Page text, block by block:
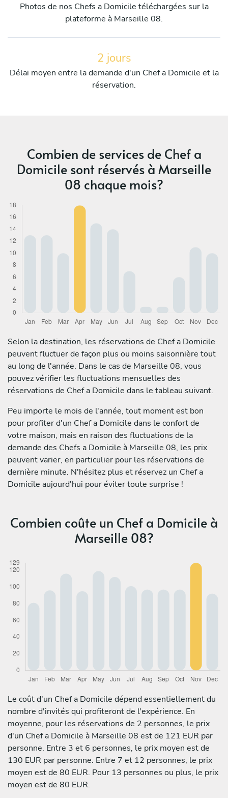
Photos de nos Chefs a Domicile téléchargées sur la
plateforme à Marseille 08.
2 jours
Délai moyen entre la demande d'un Chef a Domicile et la
réservation.
Combien de services de Chef a
Domicile sont réservés à Marseille
08 chaque mois?
Selon la destination, les réservations de Chef a Domicile
peuvent fluctuer de façon plus ou moins saisonnière tout
au long de l'année. Dans le cas de Marseille 08, vous
pouvez vérifier les fluctuations mensuelles des
réservations de Chef a Domicile dans le tableau suivant.
Peu importe le mois de l'année, tout moment est bon
pour profiter d'un Chef a Domicile dans le confort de
votre maison, mais en raison des fluctuations de la
demande des Chefs a Domicile à Marseille 08, les prix
peuvent varier, en particulier pour les réservations de
dernière minute. N'hésitez plus et réservez un Chef a
Domicile aujourd'hui pour éviter toute surprise !
Combien coûte un Chef a Domicile à
Marseille 08?
Le coût d'un Chef a Domicile dépend essentiellement du
nombre d'invités qui profiteront de l'expérience. En
moyenne, pour les réservations de 2 personnes, le prix
d'un Chef a Domicile à Marseille 08 est de 121 EUR par
personne. Entre 3 et 6 personnes, le prix moyen est de
130 EUR par personne. Entre 7 et 12 personnes, le prix
moyen est de 80 EUR. Pour 13 personnes ou plus, le prix
moyen est de 80 EUR.